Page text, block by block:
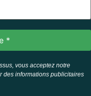
vous acceptez notre
des informations publicitaires